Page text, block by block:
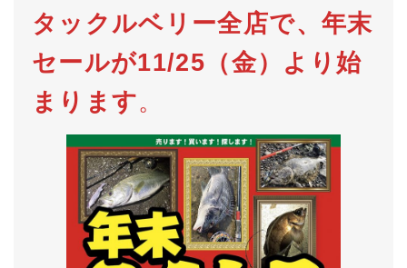
タックルベリー全店で、年末
セールが11/25（金）より始
まります。